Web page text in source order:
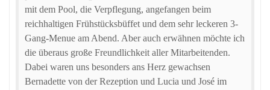
mit dem Pool, die Verpflegung, angefangen beim
reichhaltigen Frühstücksbüffet und dem sehr leckeren 3-
Gang-Menue am Abend. Aber auch erwähnen möchte ich
die überaus große Freundlichkeit aller Mitarbeitenden.
Dabei waren uns besonders ans Herz gewachsen
Bernadette von der Rezeption und Lucia und José im